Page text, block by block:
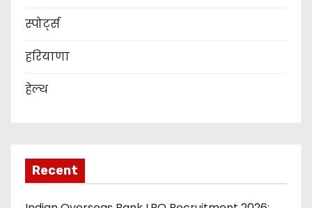
स्पोर्ट्स
हरियाणा
हेल्थ
Recent